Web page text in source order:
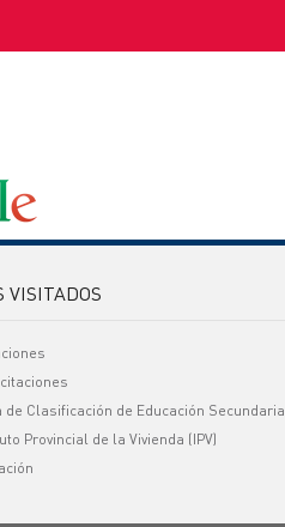
VISITADOS
de Clasificación de Educación Secundaria
Provincial de la Vivienda (IPV)